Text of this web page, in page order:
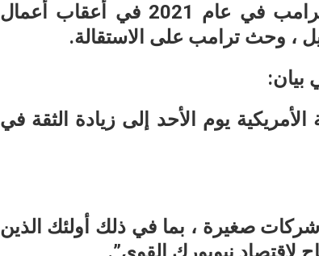
ولكنه قطع بنك سيجنتشر العلاقات مع ترامب في عام 2021 في أعقاب أعمال
بيان:
يوم الأحد إلى زيادة الثقة في
صغيرة ، بما في ذلك أولئك الذين